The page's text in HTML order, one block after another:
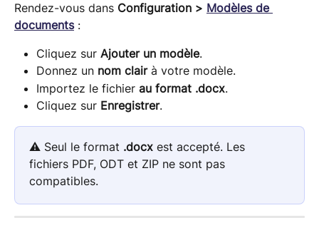
Rendez-vous dans Configuration > Modèles de
documents :
Cliquez sur Ajouter un modèle.
Donnez un nom clair à votre modèle.
Importez le fichier au format .docx.
Cliquez sur Enregistrer.
⚠️ Seul le format .docx est accepté. Les
fichiers PDF, ODT et ZIP ne sont pas
compatibles.